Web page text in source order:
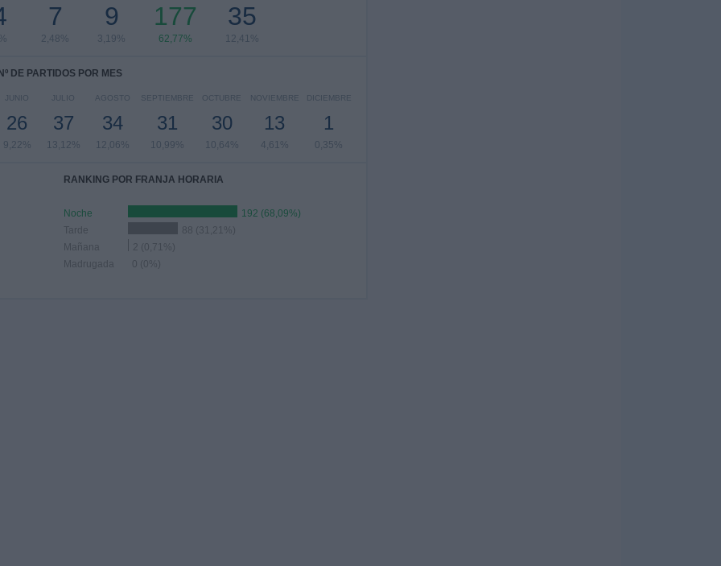
7
2,48%
9
3,19%
177
62,77%
35
12,41%
Nº DE PARTIDOS POR MES
JUNIO
26
9,22%
JULIO
37
13,12%
AGOSTO
34
12,06%
SEPTIEMBRE
31
10,99%
OCTUBRE
30
10,64%
NOVIEMBRE
13
4,61%
DICIEMBRE
1
0,35%
RANKING POR FRANJA HORARIA
Noche
192 (68,09%)
Tarde
88 (31,21%)
Mañana
2 (0,71%)
Madrugada
0 (0%)